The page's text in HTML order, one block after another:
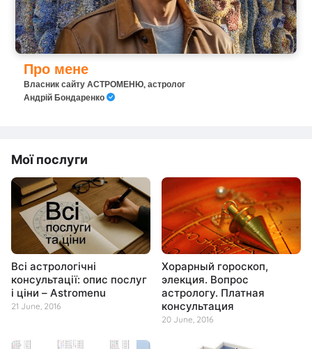
Про мене
Власник сайту АСТРОМЕНЮ, астролог
Андрій Бондаренко
Мої послуги
Всі астрологічні
консультації: опис послуг
і ціни – Astromenu
21 June, 2016
Хорарный гороскоп,
элекция. Вопрос
астрологу. Платная
консультация
20 June, 2016